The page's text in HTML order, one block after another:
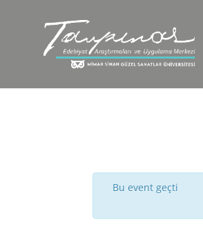
Bu event geçti